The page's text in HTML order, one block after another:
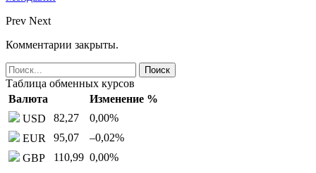
Prev Next
Комментарии закрыты.
Таблица обменных курсов
Валюта
Изменение %
USD
82,27 0,00%
EUR
95,07 –0,02%
GBP
110,99 0,00%